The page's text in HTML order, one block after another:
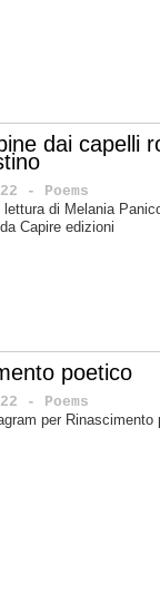
dai capelli
- Poems
lettura di Melania
Capire edizioni
poetico
- Poems
per Rinascimento